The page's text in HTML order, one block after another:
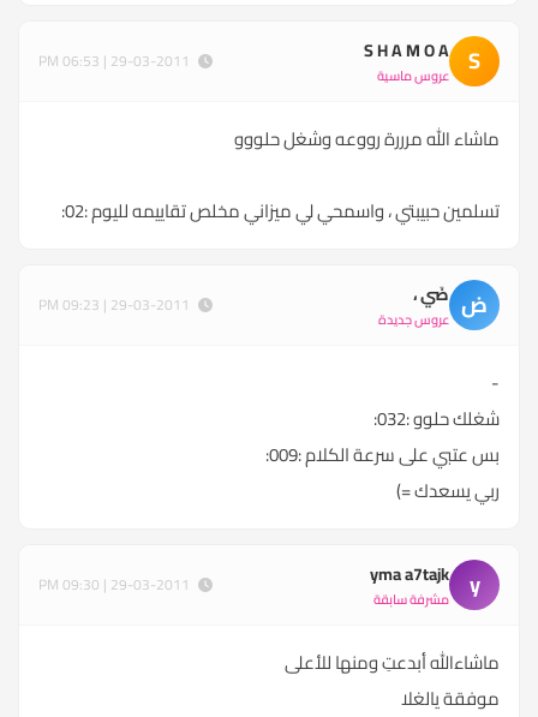
S
S H A M O A
عروس ماسية
ماشاء الله مرررة رووعه وشغل حلووو
تسلمين حبيبتي ، واسمحي لي ميزاني مخلص تقاييمه لليوم :02:
ض ضَي ،
عروس جديدة
-
شغلك حلوو :032:
بس عتبي على سرعة الكلام :009:
ربي يسعدك =)
y
yma a7tajk
مشرفة سابقة
ماشاءالله أبدعتِ ومنها للأعلى
موفقة يالغلا